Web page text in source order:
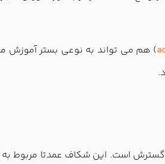
) هم می تواند به نوعی بستر آموزش
است. این شکاف عمدتا مربوط به